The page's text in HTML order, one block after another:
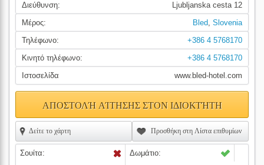
Διεύθυνση:
Ljubljanska cesta 12
Μέρος:
Bled, Slovenia
Τηλέφωνο:
+386 4 5768170
Κινητό τηλέφωνο:
+386 4 5768170
Ιστοσελίδα
www.bled-hotel.com
ΑΠΟΣΤΟΛΉ ΑΊΤΗΣΗΣ ΣΤΟΝ ΙΔΙΟΚΤΉΤΗ
Δείτε το χάρτη Προσθήκη στη Λίστα επιθυμίων
Σουίτα:
Δωμάτιο: